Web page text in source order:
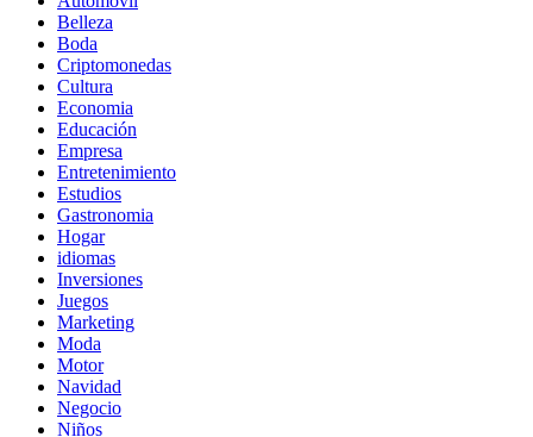
Belleza
Boda
Criptomonedas
Cultura
Economia
Educación
Empresa
Entretenimiento
Estudios
Gastronomia
Hogar
idiomas
Inversiones
Juegos
Marketing
Moda
Motor
Navidad
Negocio
Niños